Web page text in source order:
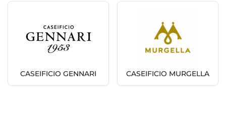
CASEIFICIO GENNARI CASEIFICIO MURGELLA